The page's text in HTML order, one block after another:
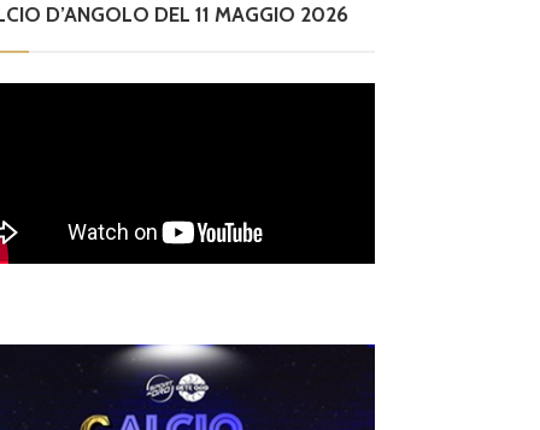
D’ANGOLO DEL 11 MAGGIO 2026